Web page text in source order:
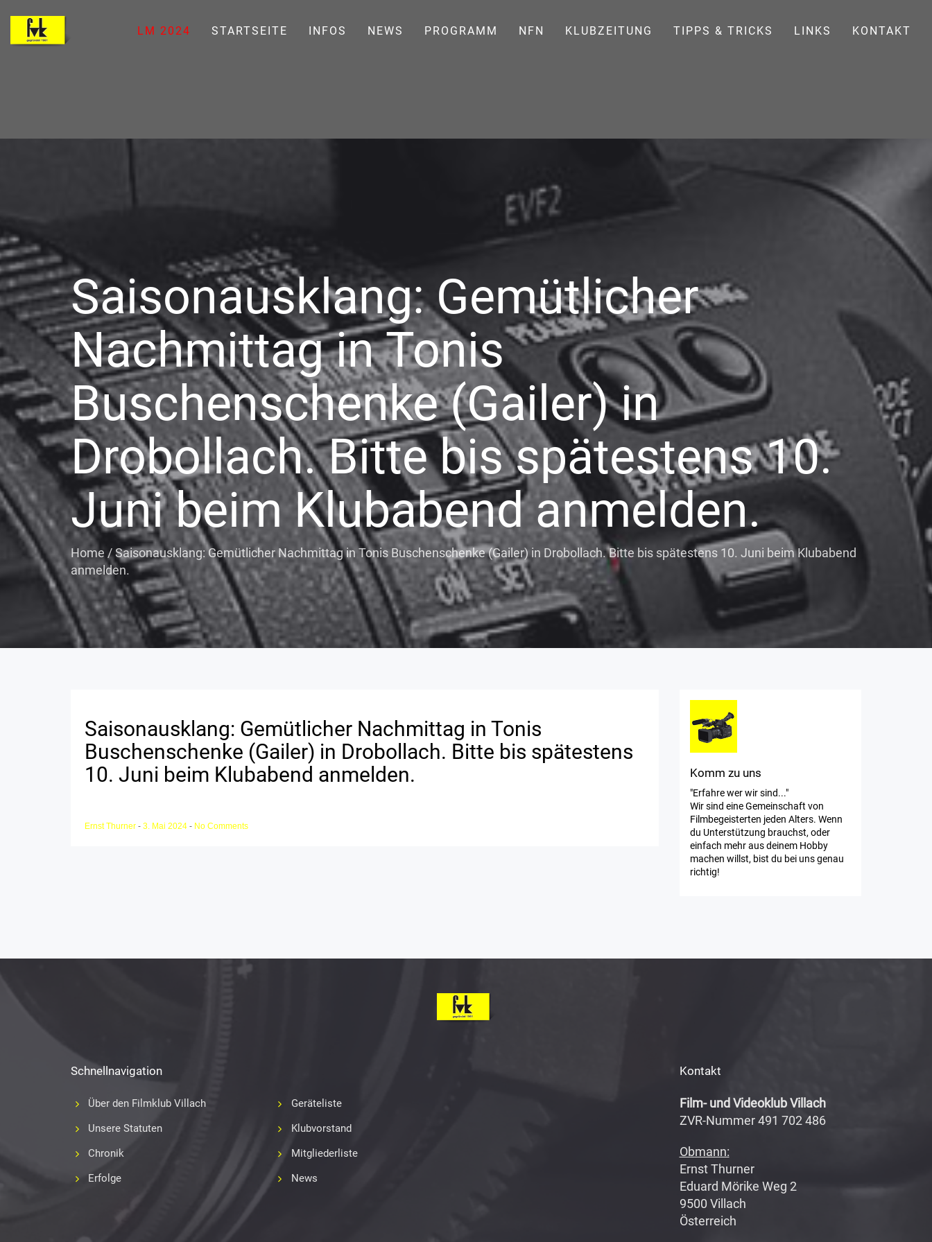
LM 2024 STARTSEITE INFOS NEWS PROGRAMM NFN KLUBZEITUNG TIPPS & TRICKS LINKS KONTAKT
Saisonausklang: Gemütlicher
Nachmittag in Tonis
Buschenschenke (Gailer) in
Drobollach. Bitte bis spätestens 10.
Juni beim Klubabend anmelden.
Home /Saisonausklang: Gemütlicher Nachmittag in Tonis Buschenschenke (Gailer) in Drobollach. Bitte bis spätestens 10. Juni beim Klubabend
anmelden.
Saisonausklang: Gemütlicher Nachmittag in Tonis
Buschenschenke (Gailer) in Drobollach. Bitte bis spätestens
10. Juni beim Klubabend anmelden.
Ernst Thurner - 3. Mai 2024 - No Comments
Komm zu uns
"Erfahre wer wir sind..."
Wir sind eine Gemeinschaft von
Filmbegeisterten jeden Alters. Wenn
du Unterstützung brauchst, oder
einfach mehr aus deinem Hobby
machen willst, bist du bei uns genau
richtig!
Schnellnavigation
Über den Filmklub Villach
Unsere Statuten
Chronik
Erfolge
Geräteliste
Klubvorstand
Mitgliederliste
News
Kontakt
Film- und Videoklub Villach
ZVR-Nummer 491 702 486
Obmann:
Ernst Thurner
Eduard Mörike Weg 2
9500 Villach
Österreich